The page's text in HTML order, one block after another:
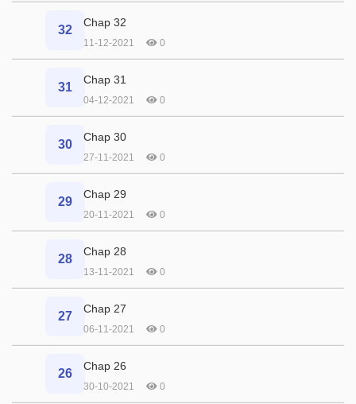
32
Chap 32
11-12-2021 0
31
Chap 31
04-12-2021 0
30
Chap 30
27-11-2021 0
29
Chap 29
20-11-2021 0
28
Chap 28
13-11-2021 0
27
Chap 27
06-11-2021 0
26
Chap 26
30-10-2021 0